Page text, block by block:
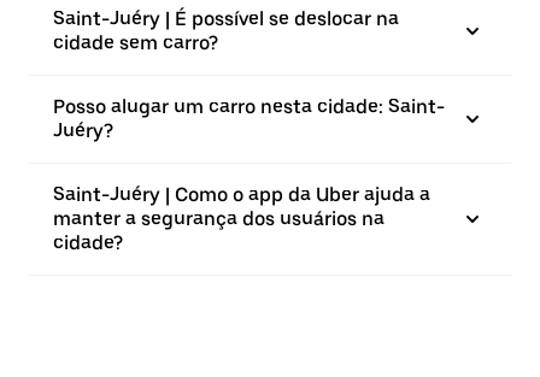
Saint-Juéry | É possível se deslocar na
cidade sem carro?
Posso alugar um carro nesta cidade: Saint-
Juéry?
Saint-Juéry | Como o app da Uber ajuda a
manter a segurança dos usuários na
cidade?